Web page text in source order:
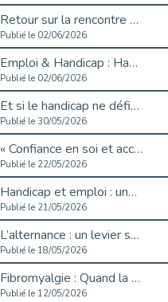
Retour sur la rencontre entre Cap Emploi 92 et Thales (Campus Meudon)
Publié le 02/06/2026
Emploi & Handicap : Hachette Livre et Cap emploi 92 renforcent leur collaboration
Publié le 02/06/2026
Et si le handicap ne définissait plus la carrière ?
Publié le 30/05/2026
« Confiance en soi et acceptation du handicap » : un levier puissant vers l’emploi
Publié le 22/05/2026
Handicap et emploi : une matinée pour briser les tabous
Publié le 21/05/2026
L’alternance : un levier stratégique pour recruter et inclure durablement
Publié le 18/05/2026
Fibromyalgie : Quand la douleur invisible s’invite au bureau
Publié le 12/05/2026